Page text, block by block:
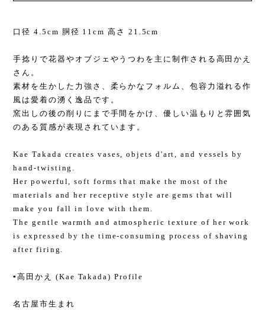
口径 4.5cm 胴径 11cm 高さ 21.5cm
手捻りで花器やオブジェやうつわを主に制作される高田かえ
さん。
素材を生かした力強さ、柔らかなフォルム、包容力溢れる作
風は愛着の湧く逸品です。
窯出しの後の削りにまで手間をかけ、優しい温もりと雰囲気
のある質感が表現されています。
Kae Takada creates vases, objets d'art, and vessels by
hand-twisting.
Her powerful, soft forms that make the most of the
materials and her receptive style are gems that will
make you fall in love with them.
The gentle warmth and atmospheric texture of her work
is expressed by the time-consuming process of shaving
after firing.
▪️高田かえ (Kae Takada) Profile
名古屋市生まれ